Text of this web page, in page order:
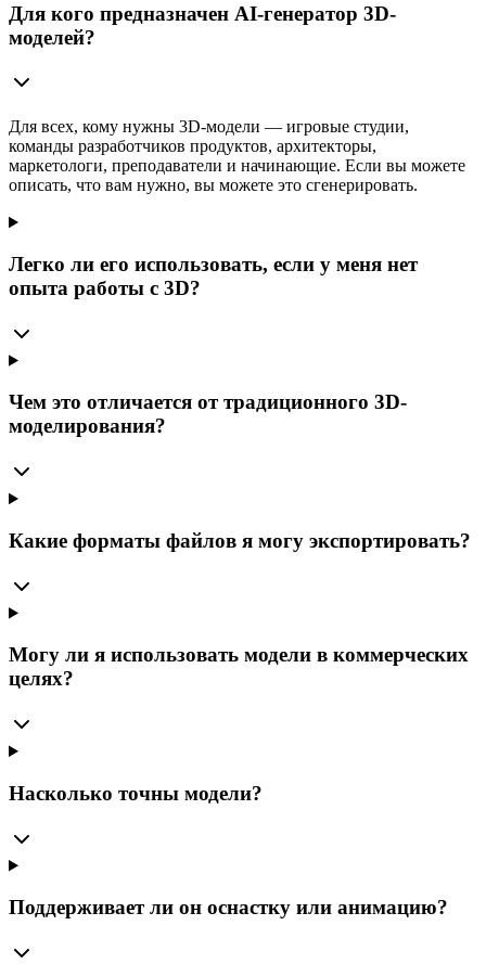
Для кого предназначен AI-генератор 3D-
моделей?
Для всех, кому нужны 3D-модели — игровые студии,
команды разработчиков продуктов, архитекторы,
маркетологи, преподаватели и начинающие. Если вы можете
описать, что вам нужно, вы можете это сгенерировать.
Легко ли его использовать, если у меня нет
опыта работы с 3D?
Чем это отличается от традиционного 3D-
моделирования?
Какие форматы файлов я могу экспортировать?
Могу ли я использовать модели в коммерческих
целях?
Насколько точны модели?
Поддерживает ли он оснастку или анимацию?